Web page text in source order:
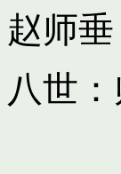
赵师垂
八世